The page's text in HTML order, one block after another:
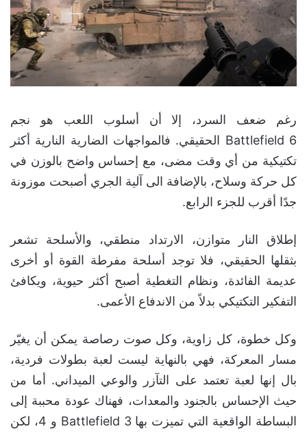
رغم ضعف السرد، إلا أن أسلوب اللعب هو نجم
Battlefield 6 الحقيقي. فالمواجهات الضارية النارية أكثر
تكتيكية من أي وقت مضى، مع إحساس واضح بالوزن في
كل حركة وسلاح، بالإضافة الى آلية الجري أصبحت موزونة
جدًا أقرب للجزء الرابع.
إطلاق النار متوازن، الارتداد منطقي، والأسلحة تشعر
بثقلها الحقيقي، فلا توجد أسلحة مفرطة القوة أو أخرى
عديمة الفائدة، ونظام التغطية أصبح أكثر حيوية، ويكافئ
التفكير التكتيكي بدلاً من الاندفاع الأعمى.
وكل خطوة، كل زاوية، وكل صوت رصاصة يمكن أن يغيّر
مسار المعركة، فهي بالنهاية ليست لعبة بطولات فردية،
بال إنها لعبة تعتمد على التآزر والوعي الميداني. أما من
حيث الإحساس بالجنود والمعدات، فهناك عودة محببة إلى
البساطة الواقعية التي تميزت بها Battlefield 3 و 4، لكن